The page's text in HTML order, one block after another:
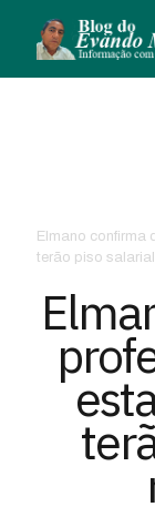
Elmano confirma
terão piso